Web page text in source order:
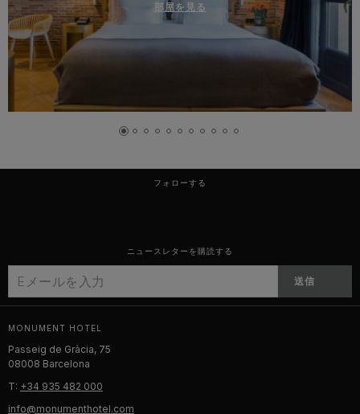
部屋を見る
フォローする
ニュースレターを購読する
送信
MONUMENT HOTEL
Passeig de Gràcia, 75
08008 Barcelona
T: +34 935 482 000
info@monumenthotel.com